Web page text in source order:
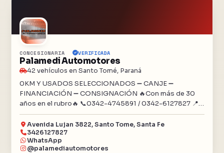
CONCESIONARIA VERIFICADA
Palamedi Automotores
42 vehículos en Santo Tomé, Paraná
0KM Y USADOS SELECCIONADOS ➖ CANJE ➖
FINANCIACIÓN ➖ CONSIGNACIÓN 🔥Con más de 30
años en el rubro🔥 📞0342-4745891 / 0342-6127827 📍
Santo Tome, Santa Fe.
Avenida Lujan 3822, Santo Tome, Santa Fe
3426127827
WhatsApp
@palamediautomotores